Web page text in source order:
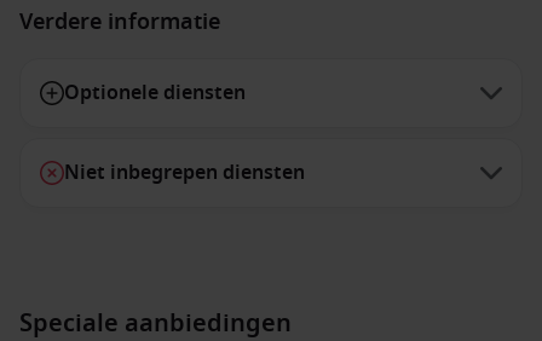
Verdere informatie
Optionele diensten
Niet inbegrepen diensten
Speciale aanbiedingen